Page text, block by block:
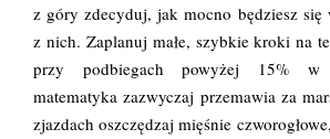
z góry zdecyduj, jak mocno będziesz się
z nich. Zaplanuj małe, szybkie kroki na
przy podbiegach powyżej 15% w
matematyka zazwyczaj przemawia za
zjazdach oszczędzaj mięśnie